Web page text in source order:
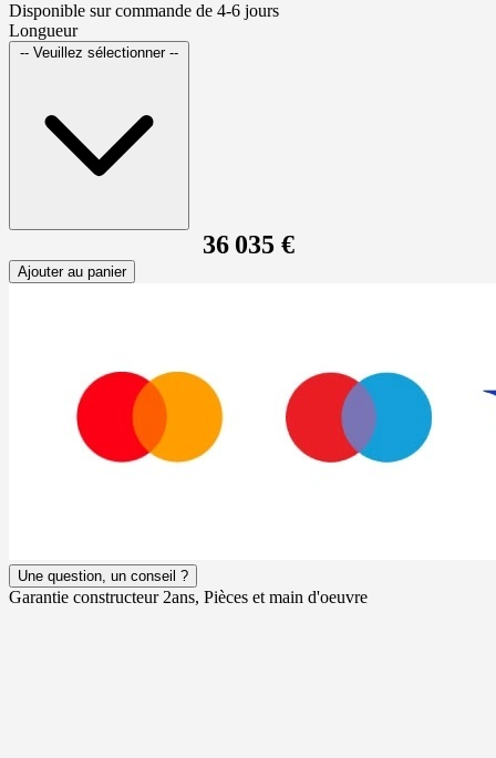
Disponible sur commande de 4-6 jours
Longueur
-- Veuillez sélectionner --
36 035 €
Ajouter au panier
Une question, un conseil ?
Garantie constructeur 2ans, Pièces et main d'oeuvre